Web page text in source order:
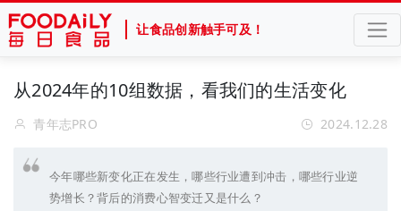
让食品创新触手可及！
从2024年的10组数据，看我们的生活变化
青年志PRO 2024.12.28
今年哪些新变化正在发生，哪些行业遭到冲击，哪些行业逆
势增长？背后的消费心智变迁又是什么？